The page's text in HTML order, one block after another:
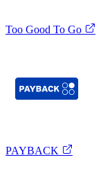
Too Good To Go
PAYBACK